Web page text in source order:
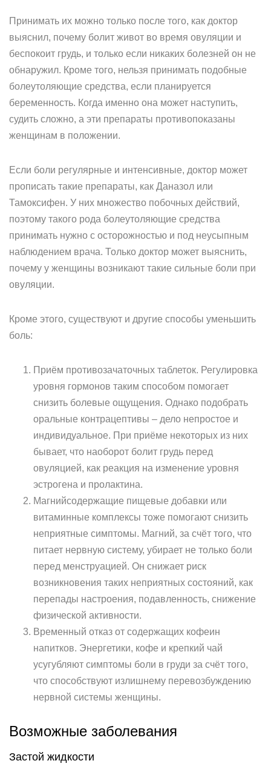
Принимать их можно только после того, как доктор
выяснил, почему болит живот во время овуляции и
беспокоит грудь, и только если никаких болезней он не
обнаружил. Кроме того, нельзя принимать подобные
болеутоляющие средства, если планируется
беременность. Когда именно она может наступить,
судить сложно, а эти препараты противопоказаны
женщинам в положении.
Если боли регулярные и интенсивные, доктор может
прописать такие препараты, как Даназол или
Тамоксифен. У них множество побочных действий,
поэтому такого рода болеутоляющие средства
принимать нужно с осторожностью и под неусыпным
наблюдением врача. Только доктор может выяснить,
почему у женщины возникают такие сильные боли при
овуляции.
Кроме этого, существуют и другие способы уменьшить
боль:
Приём противозачаточных таблеток. Регулировка
уровня гормонов таким способом помогает
снизить болевые ощущения. Однако подобрать
оральные контрацептивы – дело непростое и
индивидуальное. При приёме некоторых из них
бывает, что наоборот болит грудь перед
овуляцией, как реакция на изменение уровня
эстрогена и пролактина.
Магнийсодержащие пищевые добавки или
витаминные комплексы тоже помогают снизить
неприятные симптомы. Магний, за счёт того, что
питает нервную систему, убирает не только боли
перед менструацией. Он снижает риск
возникновения таких неприятных состояний, как
перепады настроения, подавленность, снижение
физической активности.
Временный отказ от содержащих кофеин
напитков. Энергетики, кофе и крепкий чай
усугубляют симптомы боли в груди за счёт того,
что способствуют излишнему перевозбуждению
нервной системы женщины.
Возможные заболевания
Застой жидкости